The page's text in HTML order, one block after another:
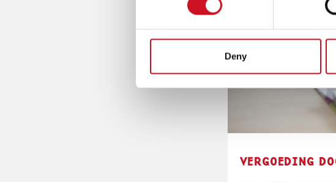
Deny
VERGOEDING